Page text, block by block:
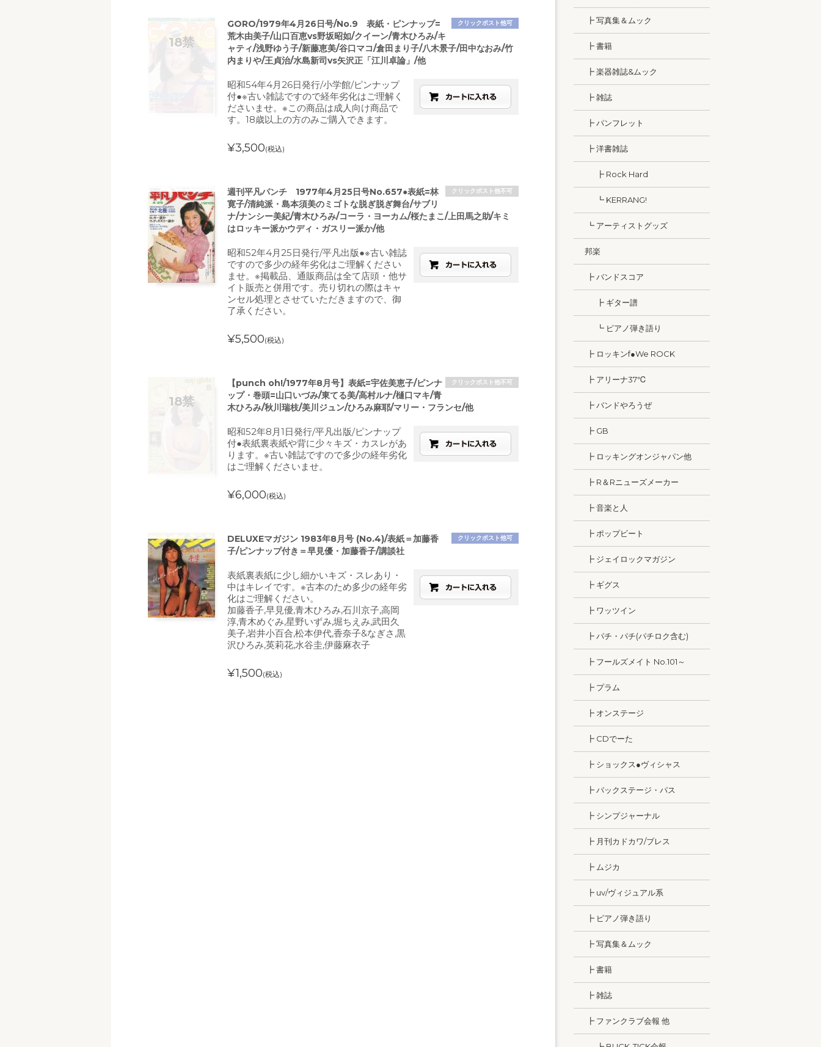
クリックポスト他可
GORO/1979年4月26日号/No.9 表紙・ピンナップ=
荒木由美子/山口百恵vs野坂昭如/クイーン/青木ひろみ/キ
ャティ/浅野ゆう子/新藤恵美/谷口マコ/倉田まり子/八木景子/田中なおみ/竹
内まりや/王貞治/水島新司vs矢沢正「江川卓論」/他
昭和54年4月26日発行/小学館/ピンナップ
付●※古い雑誌ですので経年劣化はご理解く
ださいませ。※この商品は成人向け商品で
す。18歳以上の方のみご購入できます。
¥3,500(税込)
クリックポスト他不可
週刊平凡パンチ 1977年4月25日号No.657●表紙=林
寛子/清純派・島本須美のミゴトな脱ぎ脱ぎ舞台/サブリ
ナ/ナンシー美紀/青木ひろみ/コーラ・ヨーカム/桜たまこ/上田馬之助/キミ
はロッキー派かウディ・ガスリー派か/他
昭和52年4月25日発行/平凡出版●※古い雑誌
ですので多少の経年劣化はご理解ください
ませ。※掲載品、通販商品は全て店頭・他サ
イト販売と併用です。売り切れの際はキャ
ンセル処理とさせていただきますので、御
了承ください。
¥5,500(税込)
クリックポスト他不可
【punch oh!/1977年8月号】表紙=宇佐美恵子/ピンナ
ップ・巻頭=山口いづみ/東てる美/高村ルナ/樋口マキ/青
木ひろみ/秋川瑞枝/美川ジュン/ひろみ麻耶/マリー・フランセ/他
昭和52年8月1日発行/平凡出版/ピンナップ
付●表紙裏表紙や背に少々キズ・カスレがあ
ります。※古い雑誌ですので多少の経年劣化
はご理解くださいませ。
¥6,000(税込)
クリックポスト他可
DELUXEマガジン 1983年8月号 (No.4)/表紙＝加藤香
子/ピンナップ付き＝早見優・加藤香子/講談社
表紙裏表紙に少し細かいキズ・スレあり・
中はキレイです。※古本のため多少の経年劣
化はご理解ください。
加藤香子,早見優,青木ひろみ,石川京子,高岡
淳,青木めぐみ,星野いずみ,堀ちえみ,武田久
美子,岩井小百合,松本伊代,香奈子&なぎさ,黒
沢ひろみ,英莉花,水谷圭,伊藤麻衣子
¥1,500(税込)
┣ 写真集＆ムック
┣ 書籍
┣ 楽器雑誌&ムック
┣ 雑誌
┣ パンフレット
┣ 洋書雑誌
┣ Rock Hard
┗ KERRANG!
┗ アーティストグッズ
邦楽
┣ バンドスコア
┣ ギター譜
┗ ピアノ弾き語り
┣ ロッキンf●We ROCK
┣ アリーナ37℃
┣ バンドやろうぜ
┣ GB
┣ ロッキングオンジャパン他
┣ R＆Rニューズメーカー
┣ 音楽と人
┣ ポップビート
┣ ジェイロックマガジン
┣ ギグス
┣ ワッツイン
┣ パチ・パチ(パチロク含む)
┣ フールズメイト No.101～
┣ プラム
┣ オンステージ
┣ CDでーた
┣ ショックス●ヴィシャス
┣ バックステージ・パス
┣ シンプジャーナル
┣ 月刊カドカワ/ブレス
┣ ムジカ
┣ uv/ヴィジュアル系
┣ ピアノ弾き語り
┣ 写真集＆ムック
┣ 書籍
┣ 雑誌
┣ ファンクラブ会報 他